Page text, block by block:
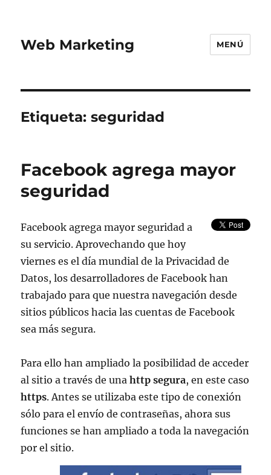
Web Marketing MENÚ
Etiqueta:seguridad
Facebook agrega mayor
seguridad
Facebook agrega mayor seguridad a
su servicio. Aprovechando que hoy
viernes es el día mundial de la Privacidad de
Datos, los desarrolladores de Facebook han
trabajado para que nuestra navegación desde
sitios públicos hacia las cuentas de Facebook
sea más segura.
Para ello han ampliado la posibilidad de acceder
al sitio a través de unahttp segura, en este caso
https. Antes se utilizaba este tipo de conexión
sólo para el envío de contraseñas, ahora sus
funciones se han ampliado a toda la navegación
por el sitio.